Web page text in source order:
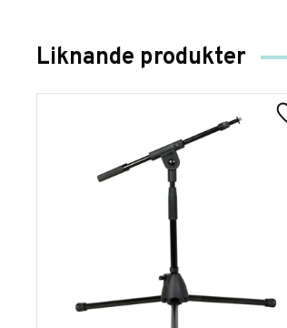
Liknande produkter